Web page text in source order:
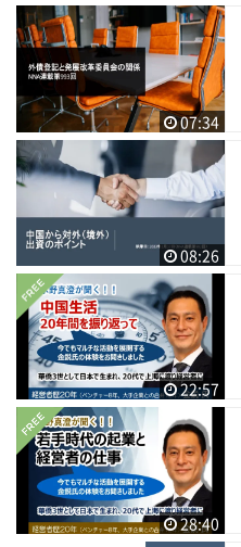
07:34
08:26
22:57
28:40